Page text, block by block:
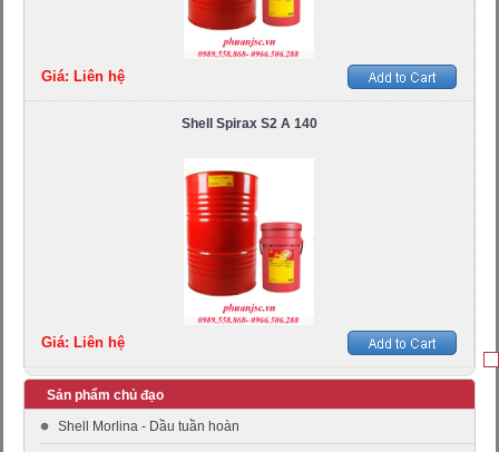
Giá: Liên hệ
Shell Spirax S2 A 140
Giá: Liên hệ
Sản phẩm chủ đạo
Shell Morlina - Dầu tuần hoàn